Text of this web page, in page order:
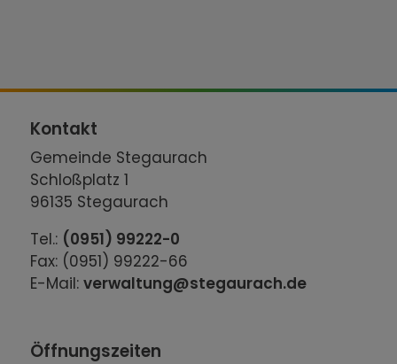
Kontakt
Gemeinde Stegaurach
Schloßplatz 1
96135 Stegaurach
Tel.: (0951) 99222-0
Fax: (0951) 99222-66
E-Mail:verwaltung@stegaurach.de
Öffnungszeiten